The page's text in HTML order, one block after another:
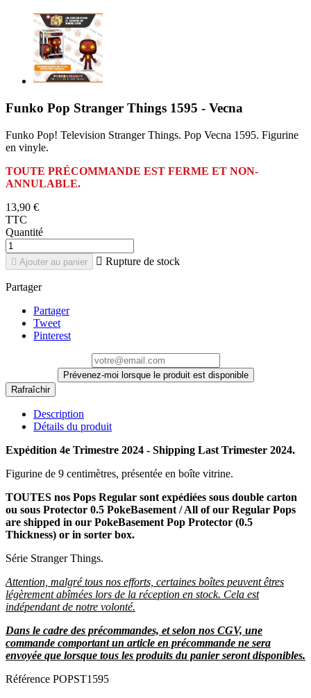
Funko Pop Stranger Things 1595 - Vecna
Funko Pop! Television Stranger Things. Pop Vecna 1595. Figurine
en vinyle.
TOUTE PRÉCOMMANDE EST FERME ET NON-
ANNULABLE.
13,90 €
TTC
Quantité
 Ajouter au panier  Rupture de stock
Partager
Partager
Tweet
Pinterest
Prévenez-moi lorsque le produit est disponible
Description
Détails du produit
Expédition 4e Trimestre 2024 - Shipping Last Trimester 2024.
Figurine de 9 centimètres, présentée en boîte vitrine.
TOUTES nos Pops Regular sont expédiées sous double carton
ou sous Protector 0.5 PokeBasement / All of our Regular Pops
are shipped in our PokeBasement Pop Protector (0.5
Thickness) or in sorter box.
Série Stranger Things.
Attention, malgré tous nos efforts, certaines boîtes peuvent êtres
légèrement abîmées lors de la réception en stock. Cela est
indépendant de notre volonté.
Dans le cadre des précommandes, et selon nos CGV, une
commande comportant un article en précommande ne sera
envoyée que lorsque tous les produits du panier seront disponibles.
Référence POPST1595